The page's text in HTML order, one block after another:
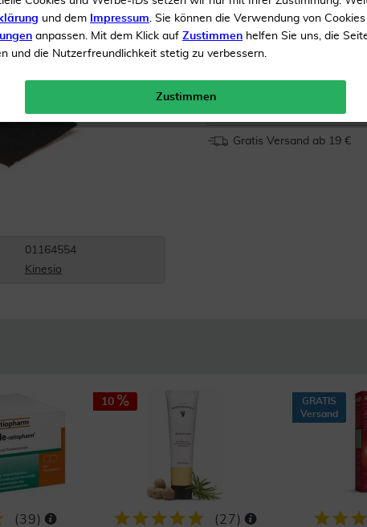
Wasserfest
01164554
Kinesio
Inhalt1 Pflaster
Gratis Versand ab 19 €
(39)
10
(27 )
GRATIS
Versand
und dem Impressum. Sie können die Verwendung von Cookies
anpassen. Mit dem Klick auf Zustimmen helfen Sie uns, die
und die Nutzerfreundlichkeit stetig zu verbessern.
Zustimmen